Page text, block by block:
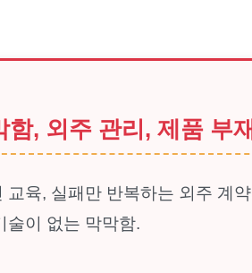
함, 외주 관리, 제품 부
육, 실패만 반복하는 외주 계
술이 없는 막막함.